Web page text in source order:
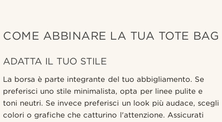
COME ABBINARE LA TUA TOTE BAG
ADATTA IL TUO STILE
La borsa è parte integrante del tuo abbigliamento. Se
preferisci uno stile minimalista, opta per linee pulite e
toni neutri. Se invece preferisci un look più audace, scegli
colori o grafiche che catturino l'attenzione. Assicurati